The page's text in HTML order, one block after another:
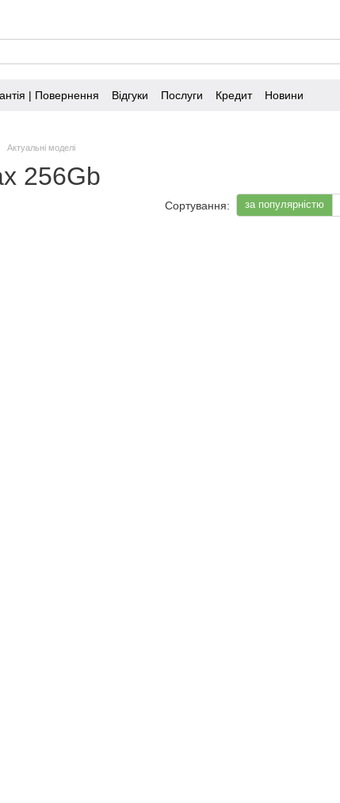
| Повернення Відгуки Послуги Кредит Новини
Актуальні моделі
256Gb
Сортування: за популярністю